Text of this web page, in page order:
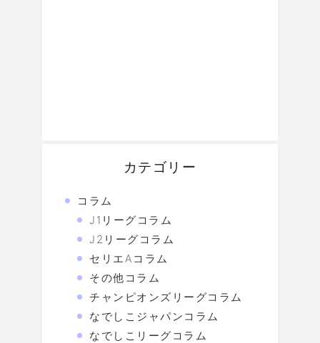
カテゴリー
コラム
J1リーグコラム
J2リーグコラム
セリエAコラム
その他コラム
チャンピオンズリーグコラム
なでしこジャパンコラム
なでしこリーグコラム